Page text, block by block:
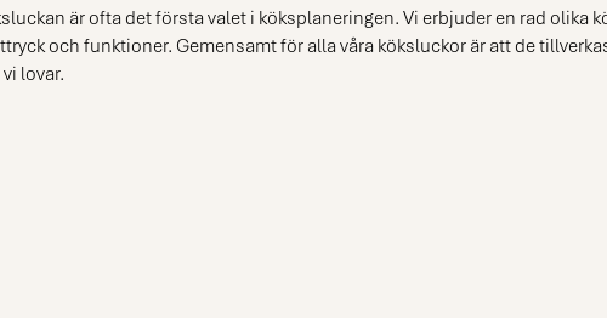
är ofta det första valet i köksplaneringen. Vi erbjuder en rad olika
och funktioner. Gemensamt för alla våra köksluckor är att de
lovar.